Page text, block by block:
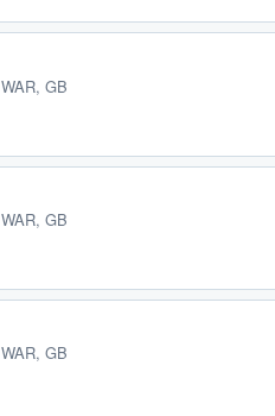
GB
GB
GB